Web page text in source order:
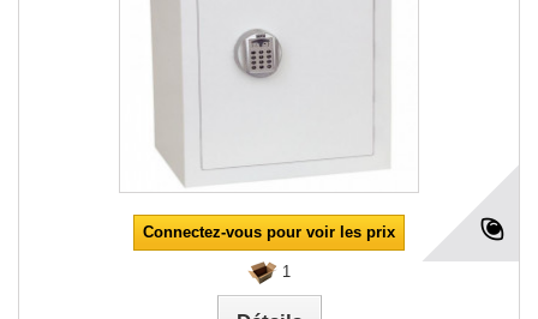
Connectez-vous pour voir les prix
1